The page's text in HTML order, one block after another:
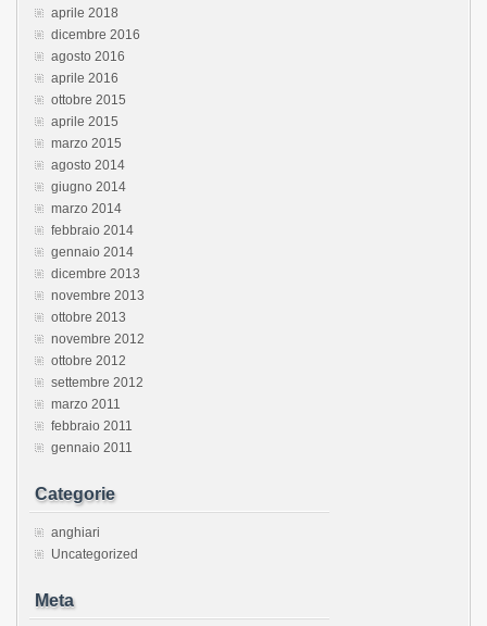
aprile 2018
dicembre 2016
agosto 2016
aprile 2016
ottobre 2015
aprile 2015
marzo 2015
agosto 2014
giugno 2014
marzo 2014
febbraio 2014
gennaio 2014
dicembre 2013
novembre 2013
ottobre 2013
novembre 2012
ottobre 2012
settembre 2012
marzo 2011
febbraio 2011
gennaio 2011
Categorie
anghiari
Uncategorized
Meta